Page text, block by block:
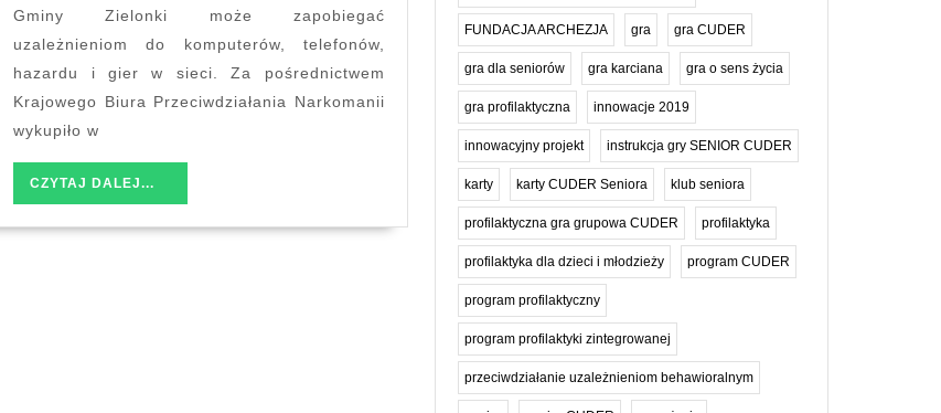
Gminy Zielonki może zapobiegać
uzależnieniom do komputerów, telefonów,
hazardu i gier w sieci. Za pośrednictwem
Krajowego Biura Przeciwdziałania Narkomanii
wykupiło w
CZYTAJ DALEJ...
DALEJ...
FUNDACJA ARCHEZJA gra gra CUDER
gra dla seniorów gra karciana gra o sens życia
gra profilaktyczna innowacje 2019
innowacyjny projekt instrukcja gry SENIOR CUDER
karty karty CUDER Seniora klub seniora
profilaktyczna gra grupowa CUDER profilaktyka
profilaktyka dla dzieci i młodzieży program CUDER
program profilaktyczny
program profilaktyki zintegrowanej
przeciwdziałanie uzależnieniom behawioralnym